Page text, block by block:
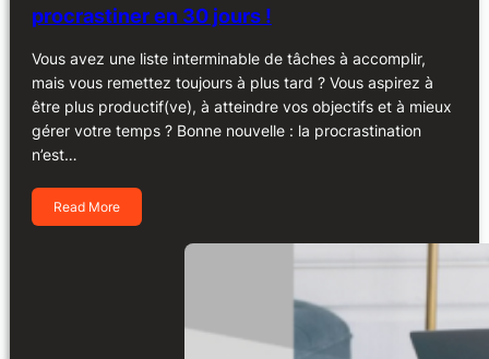
procrastiner en 30 jours !
Vous avez une liste interminable de tâches à accomplir,
mais vous remettez toujours à plus tard ? Vous aspirez à
être plus productif(ve), à atteindre vos objectifs et à mieux
gérer votre temps ? Bonne nouvelle : la procrastination
n’est…
Read More